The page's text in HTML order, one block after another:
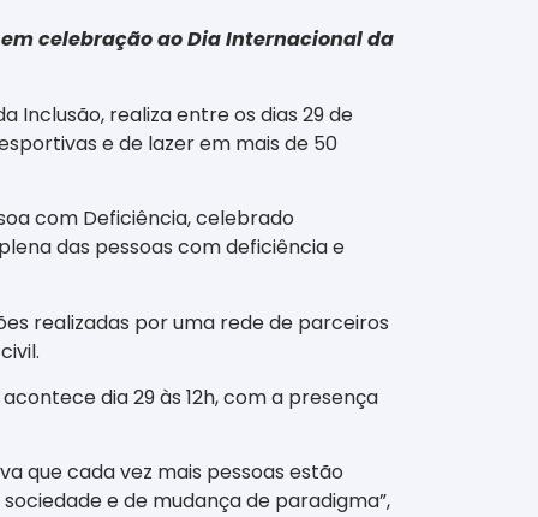
celebração ao Dia Internacional da
Inclusão, realiza entre os dias 29 de
e de lazer em mais de 50
com Deficiência, celebrado
das pessoas com deficiência e
realizadas por uma rede de parceiros
dia 29 às 12h, com a presença
que cada vez mais pessoas estão
e de mudança de paradigma”,